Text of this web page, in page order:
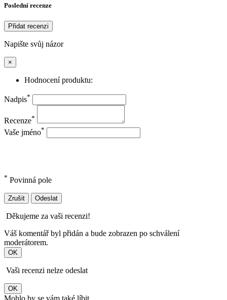
Poslední recenze
Přidat recenzi
Napište svůj názor
×
Hodnocení produktu:
Nadpis*
Recenze*
Vaše jméno*
* Povinná pole
Zrušit Odeslat
Děkujeme za vaši recenzi!
Váš komentář byl přidán a bude zobrazen po schválení
moderátorem.
OK
Vaši recenzi nelze odeslat
OK